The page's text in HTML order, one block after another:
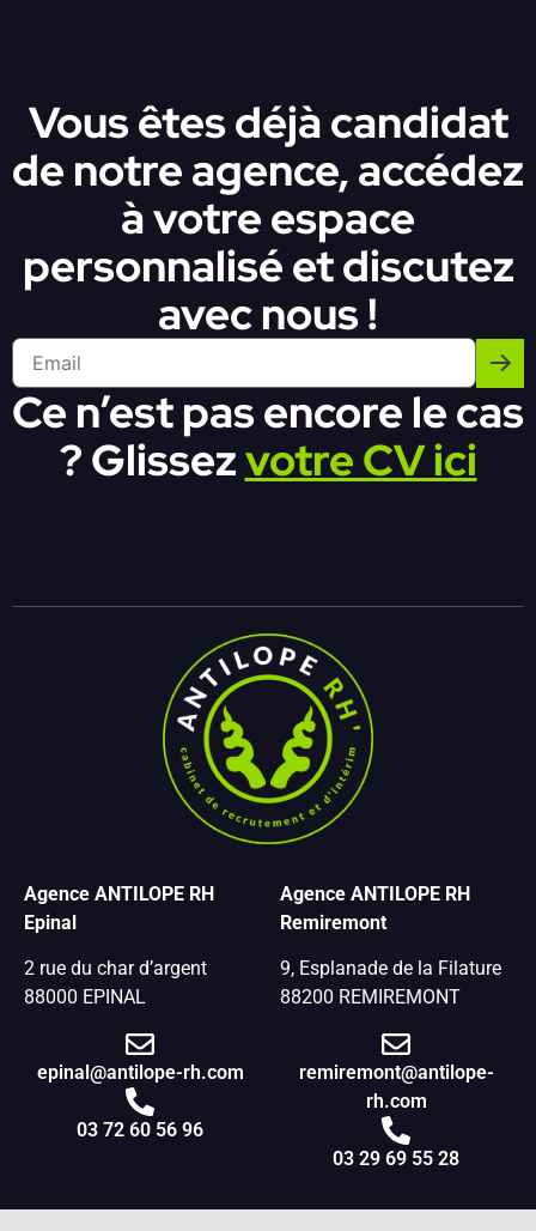
Vous êtes déjà candidat
de notre agence, accédez
à votre espace
personnalisé et discutez
avec nous !
Ce n’est pas encore le cas
? Glissezvotre CV ici
Agence ANTILOPE RH
Epinal
2 rue du char d’argent
88000 EPINAL
epinal@antilope-rh.com
03 72 60 56 96
Agence ANTILOPE RH
Remiremont
9, Esplanade de la Filature
88200 REMIREMONT
remiremont@antilope-
rh.com
03 29 69 55 28